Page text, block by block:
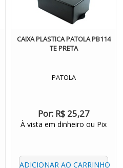
CAIXA PLASTICA PATOLA PB114
TE PRETA
PATOLA
Por: R$ 25,27
À vista em dinheiro ou Pix
ADICIONAR AO CARRINHO